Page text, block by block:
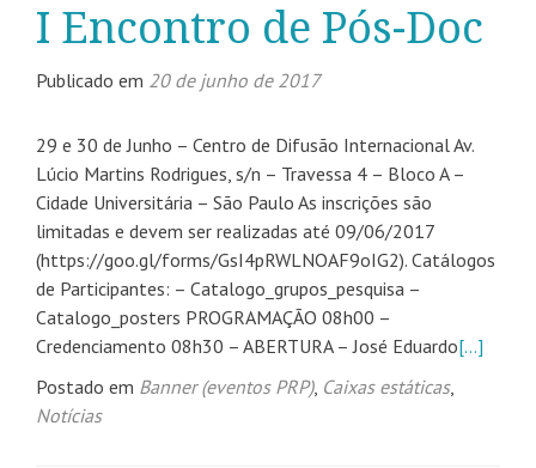
I Encontro de Pós-Doc
Publicado em 20 de junho de 2017
29 e 30 de Junho – Centro de Difusão Internacional Av.
Lúcio Martins Rodrigues, s/n – Travessa 4 – Bloco A –
Cidade Universitária – São Paulo As inscrições são
limitadas e devem ser realizadas até 09/06/2017
(https://goo.gl/forms/GsI4pRWLNOAF9oIG2). Catálogos
de Participantes: – Catalogo_grupos_pesquisa –
Catalogo_posters PROGRAMAÇÃO 08h00 –
Credenciamento 08h30 – ABERTURA – José Eduardo[…]
Postado em Banner (eventos PRP), Caixas estáticas,
Notícias